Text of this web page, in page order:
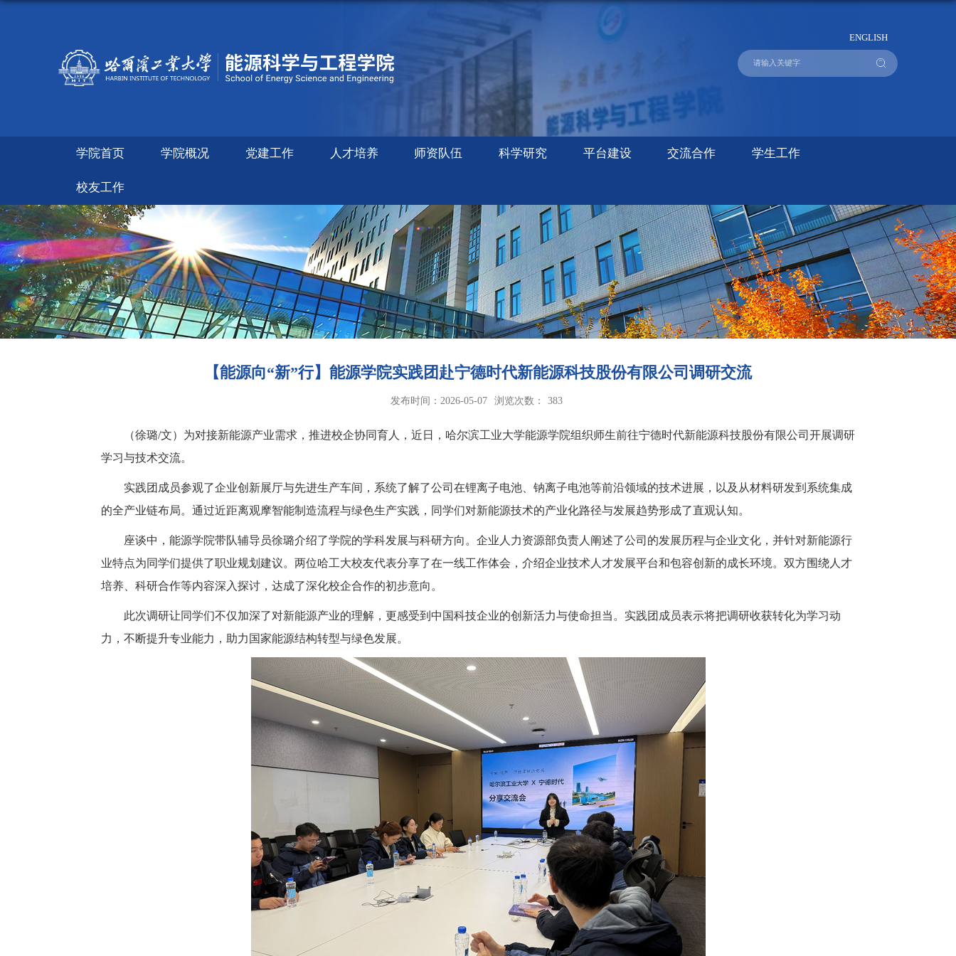
ENGLISH
学院首页 学院概况 党建工作 人才培养 师资队伍 科学研究 平台建设 交流合作 学生工作
校友工作
【能源向“新”行】能源学院实践团赴宁德时代新能源科技股份有限公司调研交流
发布时间：2026-05-07 浏览次数： 383
（徐璐/文）为对接新能源产业需求，推进校企协同育人 ， 近日， 哈尔滨工业大学能源学院组织师生前往宁德时代新能源科技股份有限公司 开展调研
学习与技术交流。
实践团成员参观了企业创新展厅与先进生产车间，系统了解了公司在锂离子电池、钠离子电池等前沿领域的技术进展 ，以及从材料研发到系统集成
的全产业链布局。通过近距离观摩智能制造流程与绿色生产实践，同学们对新能源技术的产业化路径与发展趋势形成了直观认知。
座谈中，能源学院带队辅导员徐璐介绍了学院的学科发展与科研方向。 企业 人力资源部负责人 阐述了公司的发展历程与企业文化，并针对新能源行
业特点为同学们提供了职业规划建议。两位哈工大校友代表分享了在一线工作体会 ， 介绍企业技术人才发展平台和包容创新的成长环境。双方围绕人才
培养、科研合作等内容深入探讨， 达成了深化校企合作的初步意向 。
此次调研让同学们不仅加深了对新能源产业的理解，更感受到中国科技企业的创新活力与使命担当。实践团成员表示将把调研收获转化为学习动
力，不断提升专业能力， 助力国家能源结构转型与绿色发展。